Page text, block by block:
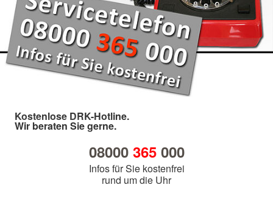
Kostenlose DRK-Hotline.
Wir beraten Sie gerne.
08000 365000
Infos für Sie kostenfrei
rund um die Uhr